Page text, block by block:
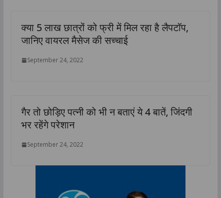
क्या 5 लाख छात्रों को फ्री में मिल रहा है लैपटॉप,
जानिए वायरल मैसेज की सच्चाई
September 24, 2022
गैर तो छोड़िए पत्नी को भी न बताएं ये 4 बातें, जिंदगी
भर रहेंगे परेशान
September 24, 2022